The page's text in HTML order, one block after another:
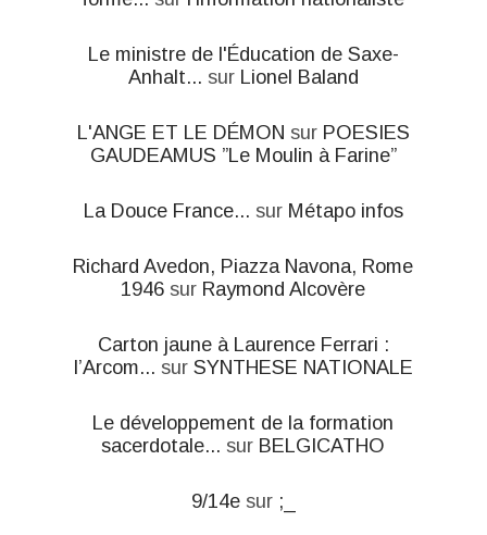
Le ministre de l'Éducation de Saxe-
Anhalt... sur Lionel Baland
L'ANGE ET LE DÉMON sur POESIES
GAUDEAMUS ”Le Moulin à Farine”
La Douce France... sur Métapo infos
Richard Avedon, Piazza Navona, Rome
1946 sur Raymond Alcovère
Carton jaune à Laurence Ferrari :
l’Arcom... sur SYNTHESE NATIONALE
Le développement de la formation
sacerdotale... sur BELGICATHO
9/14esur ;_